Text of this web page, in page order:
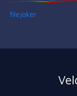
filejoker